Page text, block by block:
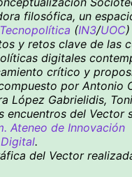
filosófica, un
Tecnopolítica (IN3/UOC
y retos clave de las
digitales
crítico y
por Antonio
López Gabrielidis,
encuentros del Vector
Ateneo de Innovación
.
del Vector